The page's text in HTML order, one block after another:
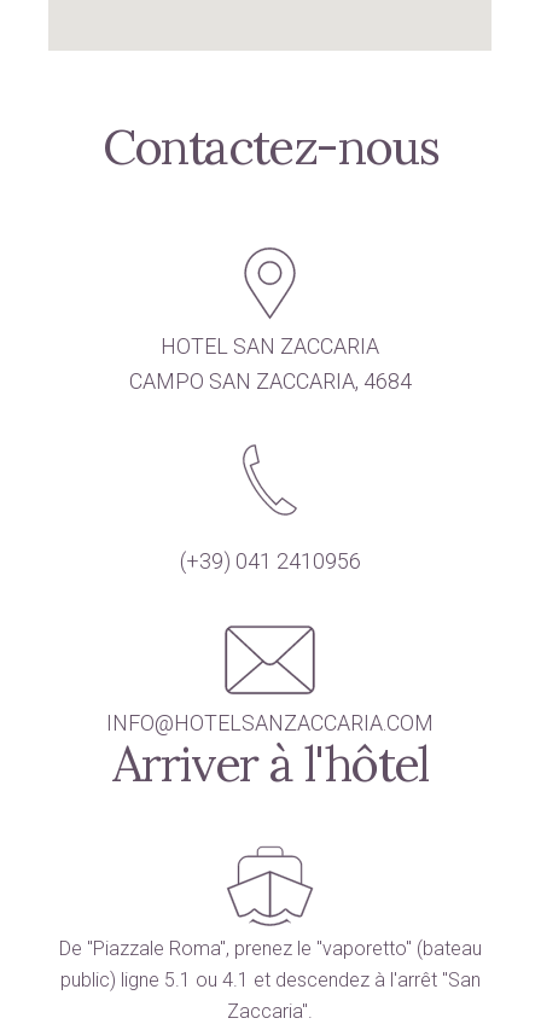
Contactez-nous
HOTEL SAN ZACCARIA
CAMPO SAN ZACCARIA, 4684
(+39) 041 2410956
INFO@HOTELSANZACCARIA.COM
Arriver à l'hôtel
De "Piazzale Roma", prenez le "vaporetto" (bateau
public) ligne 5.1 ou 4.1 et descendez à l'arrêt "San
Zaccaria".